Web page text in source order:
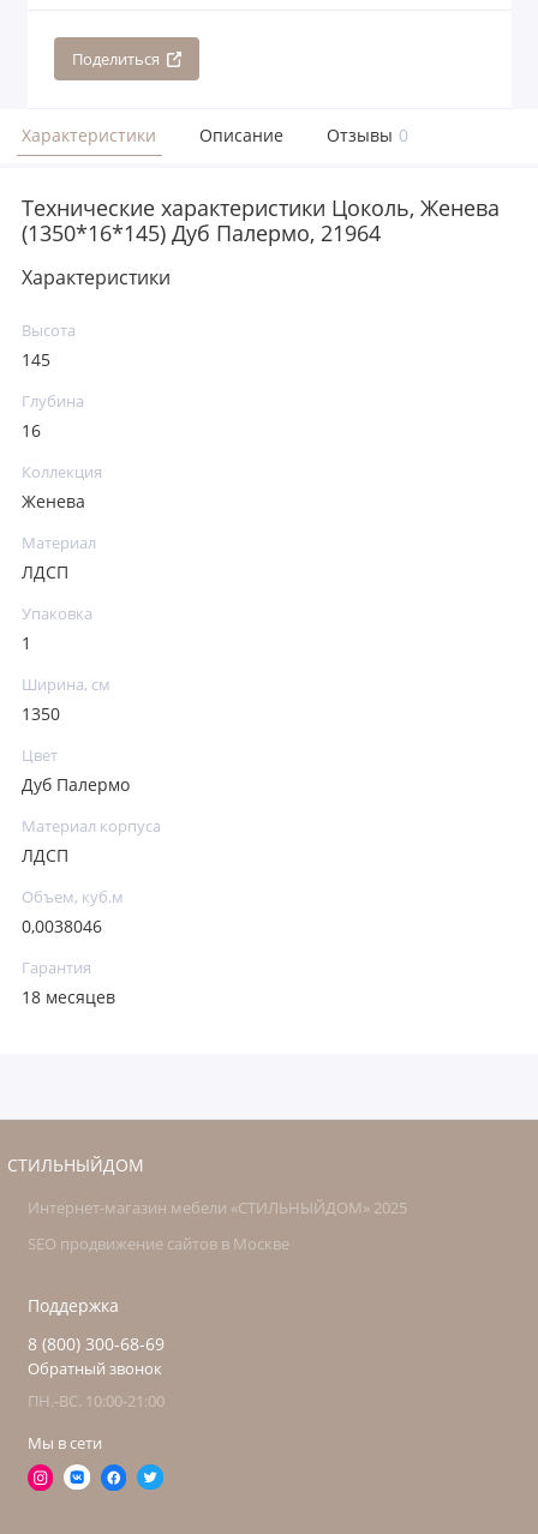
Поделиться
Характеристики Описание Отзывы 0
Технические характеристики Цоколь, Женева
(1350*16*145) Дуб Палермо, 21964
Характеристики
Высота
145
Глубина
16
Коллекция
Женева
Материал
ЛДСП
Упаковка
1
Ширина, см
1350
Цвет
Дуб Палермо
Материал корпуса
ЛДСП
Объем, куб.м
0,0038046
Гарантия
18 месяцев
СТИЛЬНЫЙДОМ
Интернет-магазин мебели «СТИЛЬНЫЙДОМ» 2025
SEO продвижение сайтов в Москве
Поддержка
8 (800) 300-68-69
Обратный звонок
ПН.-ВС. 10:00-21:00
Мы в сети